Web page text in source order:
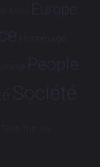
Brésil Europe
Hommage
People
Société
Tech Tribune